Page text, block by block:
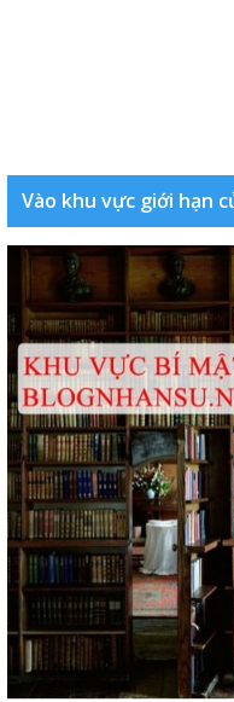
Vào khu vực giới hạn